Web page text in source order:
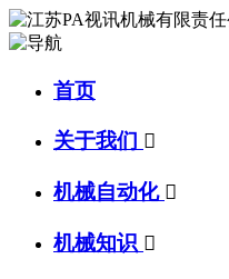
首页
关于我们 
机械自动化 
机械知识 